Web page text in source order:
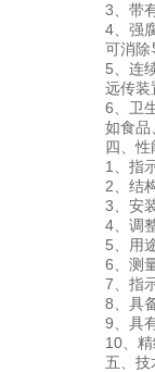
3、带
4、强
可消除
5、连
远传装
6、卫
如食品
四、性
1、指
2、结
3、安
4、调
5、用
6、测
7、指
8、具
9、具
10、
五、技